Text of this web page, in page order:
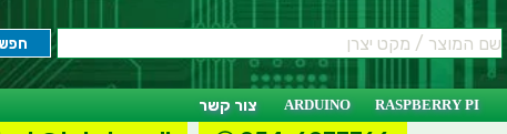
RASPBERRY PI
ARDUINO צור קשר